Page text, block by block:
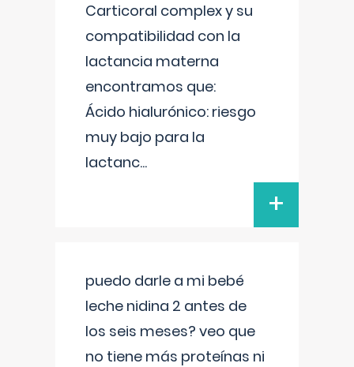
Carticoral complex y su
compatibilidad con la
lactancia materna
encontramos que:
Ácido hialurónico: riesgo
muy bajo para la
lactanc...
+
puedo darle a mi bebé
leche nidina 2 antes de
los seis meses? veo que
no tiene más proteínas ni